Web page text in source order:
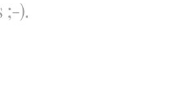
;-).